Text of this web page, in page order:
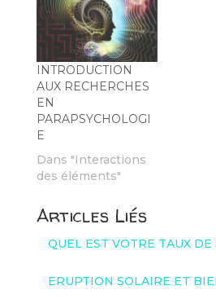
INTRODUCTION
AUX RECHERCHES
EN
PARAPSYCHOLOGI
E
Dans "Interactions
des éléments"
Articles Liés
QUEL EST VOTRE TAUX
ERUPTION SOLAIRE ET